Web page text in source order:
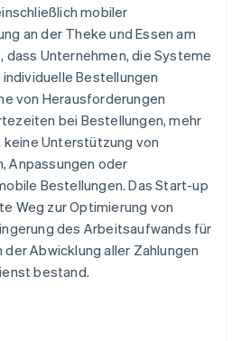
mobiler
an der Theke und Essen am
dass Unternehmen, die Systeme
Bestellungen
von Herausforderungen
bei Bestellungen, mehr
Unterstützung von
Anpassungen oder
Bestellungen. Das Start-up
Weg zur Optimierung von
des Arbeitsaufwands für
Abwicklung aller Zahlungen
bestand.